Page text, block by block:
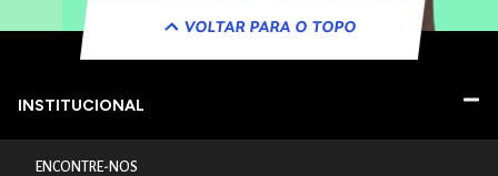
VOLTAR PARA O TOPO
INSTITUCIONAL
ENCONTRE-NOS